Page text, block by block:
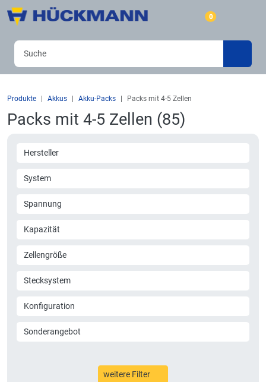
0
Produkte Akkus Akku-Packs Packs mit 4-5 Zellen
Packs mit 4-5 Zellen (85)
Hersteller
System
Spannung
Kapazität
Zellengröße
Stecksystem
Konfiguration
Sonderangebot
weitere Filter